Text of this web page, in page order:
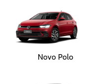
Novo Polo